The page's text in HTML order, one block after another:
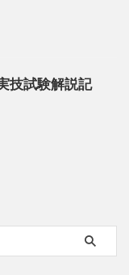
技試験解説記